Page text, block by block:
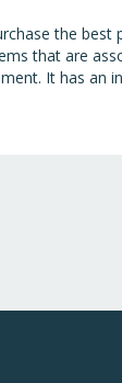
the
that are
It has an